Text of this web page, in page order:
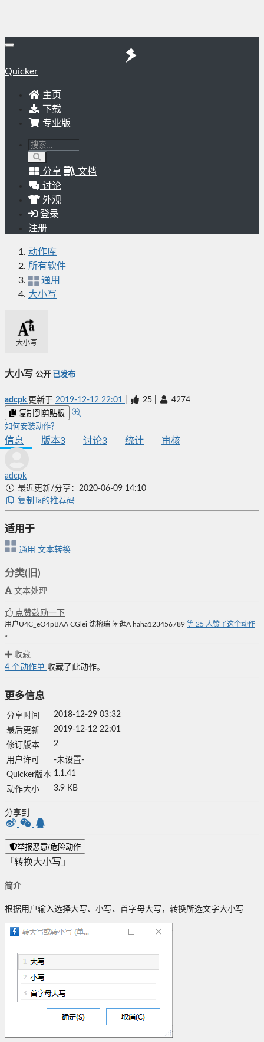
Quicker
主页
下载
专业版
分享
文档
讨论
外观
登录
注册
动作库
所有软件
通用
大小写
大小写
大小写 公开 已发布
adcpk 更新于 2019-12-12 22:01 25 4274
复制到剪贴板
如何安装动作？
信息 版本3 讨论3 统计 审核
adcpk
最近更新/分享：2020-06-09 14:10
复制Ta的推荐码
适用于
通用 文本转换
分类(旧)
文本处理
点赞鼓励一下
用户U4C_eO4pBAA CGlei 沈榕瑞 闲逛A haha123456789 等 25 人赞了这个动作
。
收藏
4 个动作单 收藏了此动作。
更多信息
分享时间
2018-12-29 03:32
最后更新
2019-12-12 22:01
修订版本
2
用户许可
-未设置-
Quicker版本 1.1.41
动作大小
3.9 KB
分享到
举报恶意/危险动作
「转换大小写」
简介
根据用户输入选择大写、小写、首字母大写，转换所选文字大小写